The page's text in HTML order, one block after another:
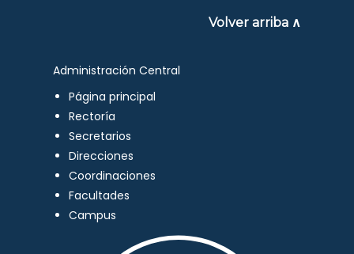
Volver arriba ∧
Administración Central
Página principal
Rectoría
Secretarios
Direcciones
Coordinaciones
Facultades
Campus